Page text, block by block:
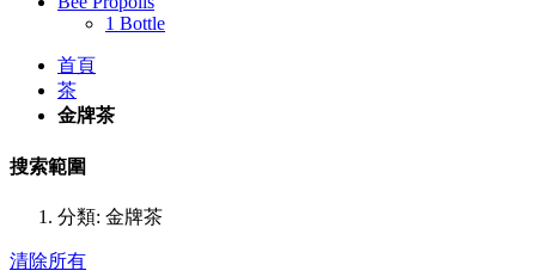
1 Bottle
首頁
茶
金牌茶
搜索範圍
分類: 金牌茶
清除所有